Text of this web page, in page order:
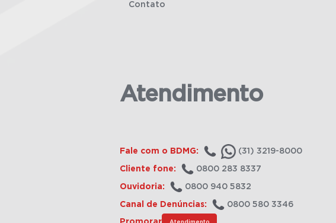
Contato
Atendimento
Fale com o BDMG: (31) 3219-8000
Cliente fone: 0800 283 8337
Ouvidoria: 0800 940 5832
Canal de Denúncias: 0800 580 3346
Atendimento